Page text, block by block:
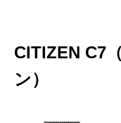
CITIZEN C7
ン）